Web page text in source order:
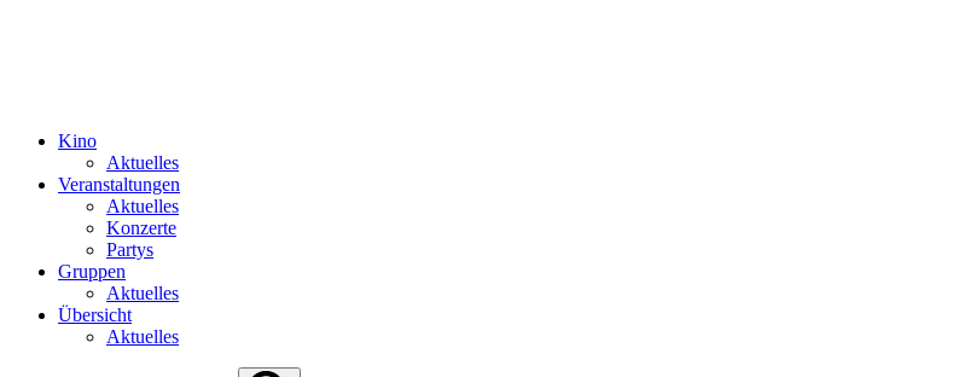
Kino
Aktuelles
Veranstaltungen
Aktuelles
Konzerte
Partys
Gruppen
Aktuelles
Übersicht
Aktuelles